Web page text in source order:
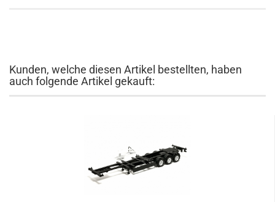
Kunden, welche diesen Artikel bestellten, haben
auch folgende Artikel gekauft: